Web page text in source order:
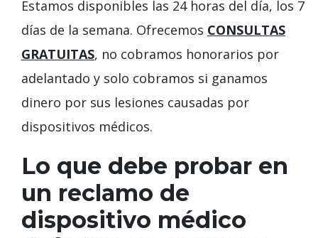
Estamos disponibles las 24 horas del día, los 7
días de la semana. Ofrecemos CONSULTAS
GRATUITAS, no cobramos honorarios por
adelantado y solo cobramos si ganamos
dinero por sus lesiones causadas por
dispositivos médicos.
Lo que debe probar en
un reclamo de
dispositivo médico